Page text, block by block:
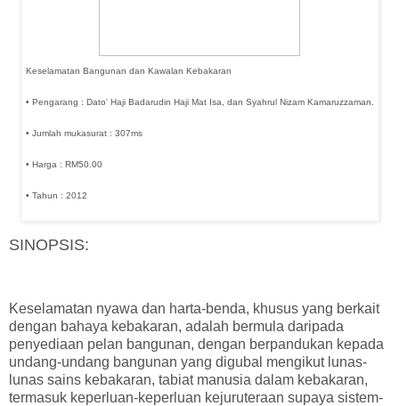
Keselamatan Bangunan dan Kawalan Kebakaran
• Pengarang : Dato' Haji Badarudin Haji Mat Isa, dan Syahrul Nizam Kamaruzzaman.
• Jumlah mukasurat : 307ms
• Harga : RM50.00
• Tahun : 2012
SINOPSIS:
Keselamatan nyawa dan harta-benda, khusus yang berkait
dengan bahaya kebakaran, adalah bermula daripada
penyediaan pelan bangunan, dengan berpandukan kepada
undang-undang bangunan yang digubal mengikut lunas-
lunas sains kebakaran, tabiat manusia dalam kebakaran,
termasuk keperluan-keperluan kejuruteraan supaya sistem-